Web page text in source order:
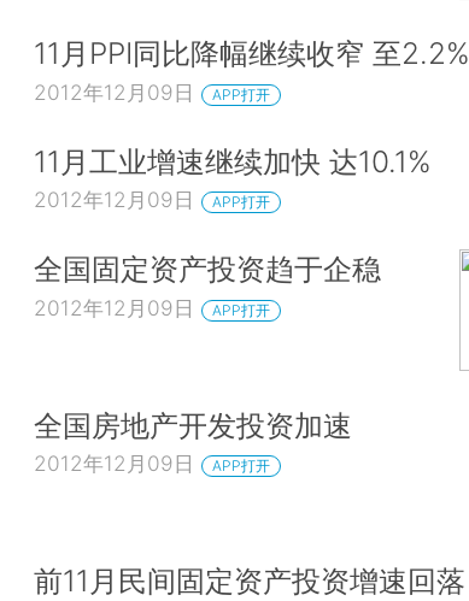
11月PPI同比降幅继续收窄 至2.2%
2012年12月09日 APP打开
11月工业增速继续加快 达10.1%
2012年12月09日 APP打开
全国固定资产投资趋于企稳
2012年12月09日 APP打开
全国房地产开发投资加速
2012年12月09日 APP打开
前11月民间固定资产投资增速回落